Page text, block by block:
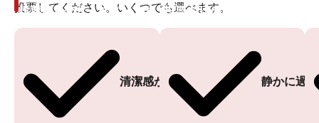
投票してください。いくつでも選べます。
清潔感がある
投票ありがとうございます
静かに過
投票ありがとうございます